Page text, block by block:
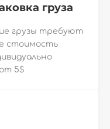
груза
грузы требуют
стоимость
5$